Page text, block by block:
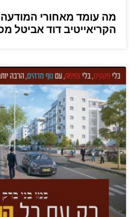
מה עומד מאחורי
הקריאייטיב דוד אביטל